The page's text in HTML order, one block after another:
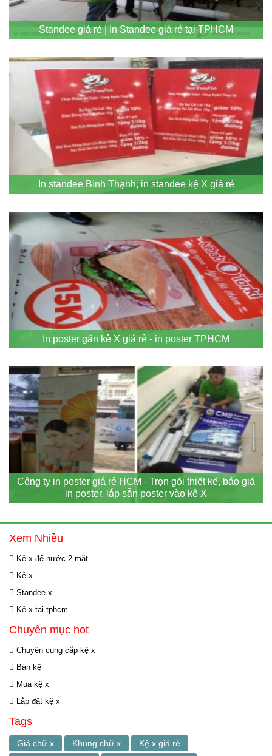
Standee giá rẻ | In Standee giá rẻ tại TPHCM
In standee Bình Thạnh, in standee kệ X giá rẻ
In poster gắn kệ X giá rẻ - in poster TPHCM
Công ty in poster giá rẻ HCM - Trọn gói thiết kế, báo giá
in poster, lắp sẵn poster vào kệ X
Xem Nhiều
Kệ x đế nước 2 mặt
Kệ x
Standee x
Kệ x tại tphcm
Chuyên mục hot
Chuyên cung cấp kệ x
Bán kệ
Mua kệ x
Lắp đặt kệ x
Tags
Giá chữ x Khung chữ x Kệ x giá rẻ